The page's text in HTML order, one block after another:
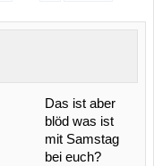
Das ist aber
blöd was ist
mit Samstag
bei euch?